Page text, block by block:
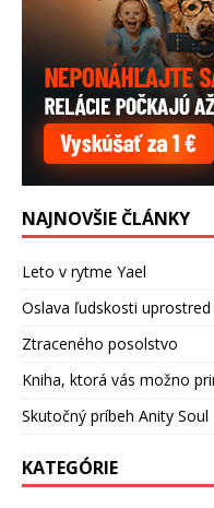
NAJNOVŠIE ČLÁNKY
Leto v rytme Yael
Oslava ľudskosti
Ztraceného posolstvo
Kniha, ktorá vás možno
Skutočný príbeh Anity Soul
KATEGÓRIE